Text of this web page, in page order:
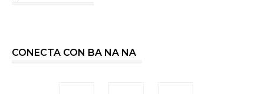
CONECTA CON BA NA NA